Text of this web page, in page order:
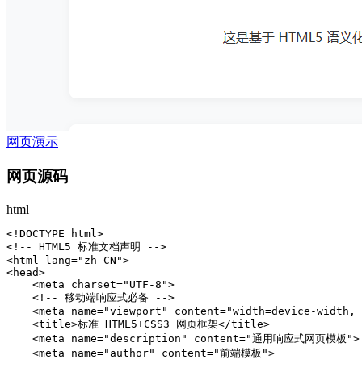
网页演示
网页源码
html
<!DOCTYPE html>
<!-- HTML5 标准文档声明 -->
<html lang="zh-CN">
<head>
    <meta charset="UTF-8">
    <!-- 移动端响应式必备 -->
<meta name="viewport" content="width=device-width,
    <title>标准 HTML5+CSS3 网页框架</title>
    <meta name="description" content="通用响应式网页模板">
    <meta name="author" content="前端模板">